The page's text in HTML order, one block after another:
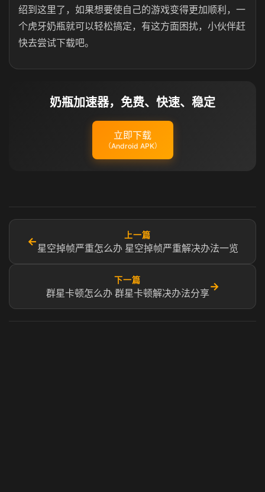
绍到这里了，如果想要使自己的游戏变得更加顺利，一
个虎牙奶瓶就可以轻松搞定，有这方面困扰，小伙伴赶
快去尝试下载吧。
奶瓶加速器，免费、快速、稳定
立即下载
（Android APK）
←
上一篇
星空掉帧严重怎么办 星空掉帧严重解决办法一览
下一篇
群星卡顿怎么办 群星卡顿解决办法分享
→